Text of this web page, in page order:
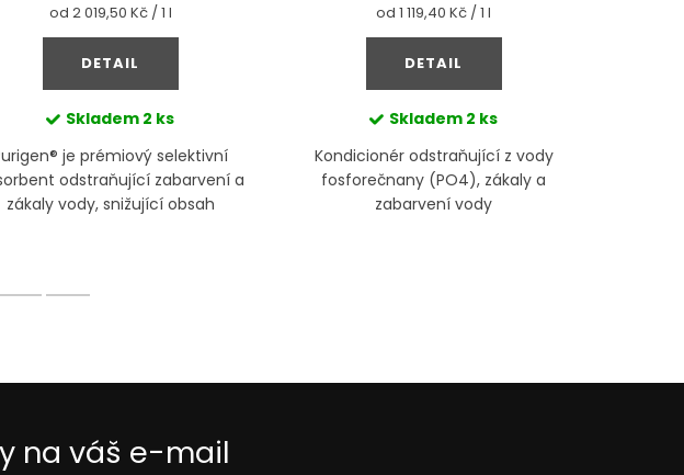
Měrná
cena:
od 2 019,50 Kč / 1 l
DETAIL
Skladem 2 ks
je prémiový selektivní
odstraňující zabarvení a
zákaly vody, snižující obsah
Měrná
cena:
od 1 119,40 Kč / 1 l
DETAIL
Skladem 2 ks
Kondicionér odstraňující z vody
fosforečnany (PO4), zákaly a
zabarvení vody
na váš e-mail